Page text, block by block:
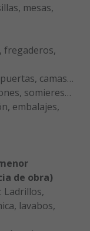
mesas,
fregaderos,
camas…
somieres…
embalajes,
de obra)
Ladrillos,
lavabos,